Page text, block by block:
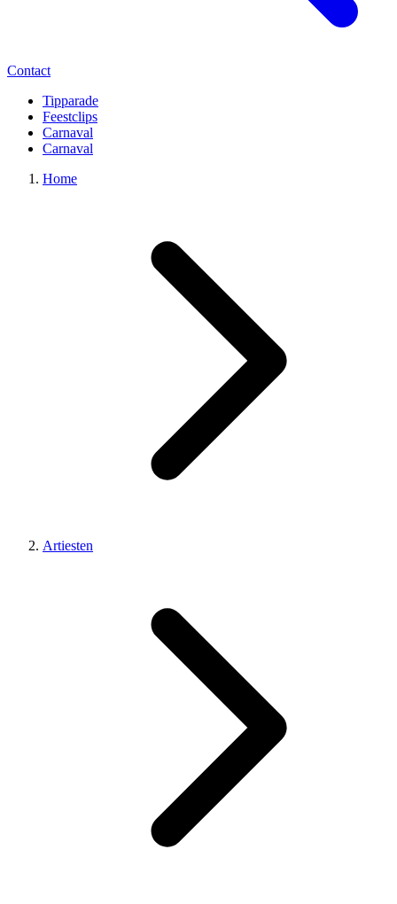
Contact
Tipparade
Feestclips
Carnaval
Carnaval
Home
Artiesten